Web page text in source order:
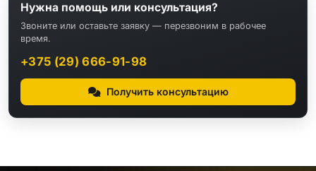
Нужна помощь или консультация?
Звоните или оставьте заявку — перезвоним в рабочее
время.
+375 (29) 666-91-98
Получить консультацию